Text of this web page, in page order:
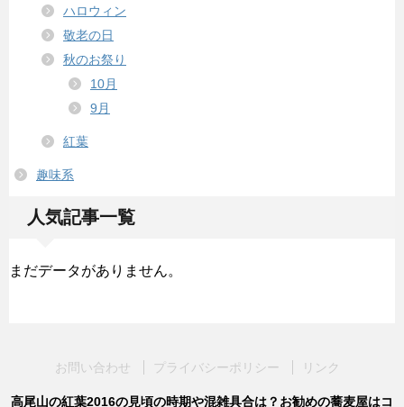
ハロウィン
敬老の日
秋のお祭り
10月
9月
紅葉
趣味系
人気記事一覧
まだデータがありません。
お問い合わせ プライバシーポリシー リンク
高尾山の紅葉2016の見頃の時期や混雑具合は？お勧めの蕎麦屋はコ